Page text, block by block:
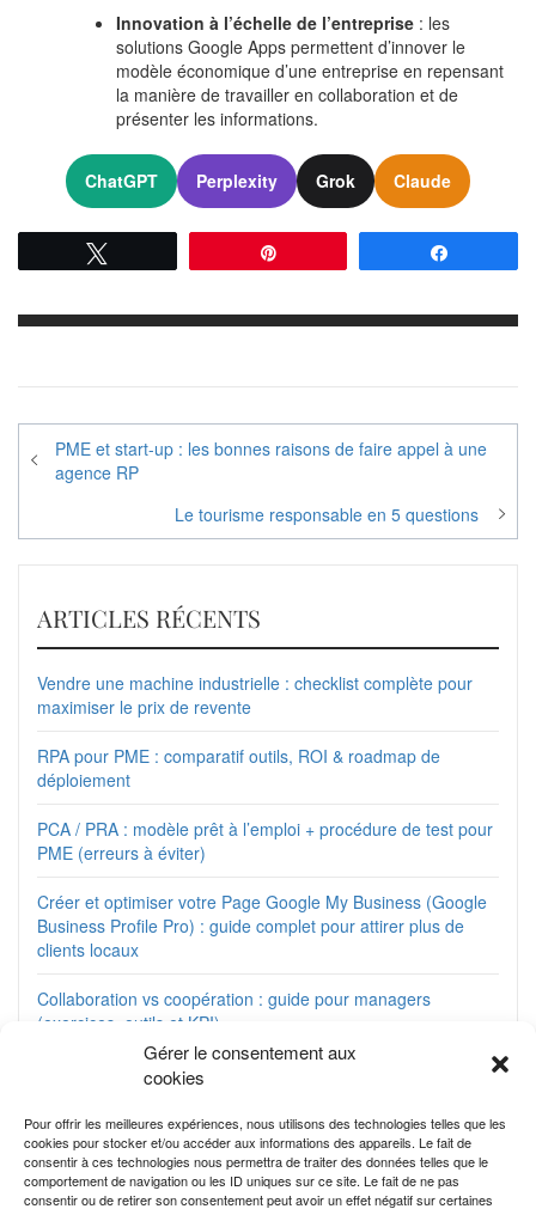
Gérer le consentement aux
cookies
Pour offrir les meilleures expériences, nous utilisons des technologies telles que les
cookies pour stocker et/ou accéder aux informations des appareils. Le fait de
consentir à ces technologies nous permettra de traiter des données telles que le
comportement de navigation ou les ID uniques sur ce site. Le fait de ne pas
consentir ou de retirer son consentement peut avoir un effet négatif sur certaines
Innovation à l’échelle de l’entreprise : les
solutions Google Apps permettent d’innover le
modèle économique d’une entreprise en repensant
la manière de travailler en collaboration et de
présenter les informations.
ChatGPT Perplexity Grok Claude
Navigation
de
PME et start-up : les bonnes raisons de faire appel à une
agence RP
Le tourisme responsable en 5 questions
ARTICLES RÉCENTS
Vendre une machine industrielle : checklist complète pour
maximiser le prix de revente
RPA pour PME : comparatif outils, ROI & roadmap de
déploiement
PCA / PRA : modèle prêt à l’emploi + procédure de test pour
PME (erreurs à éviter)
Créer et optimiser votre Page Google My Business (Google
Business Profile Pro) : guide complet pour attirer plus de
clients locaux
Collaboration vs coopération : guide pour managers
(exercices, outils et KPI)
Matrice de compétences opérationnelle : modèles Excel +
Planifier les soldes saisonniers sans brader vos marges —
guide stratégique